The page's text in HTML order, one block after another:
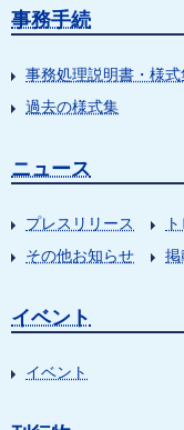
事務手続
事務処理説明書・様式
過去の様式集
ニュース
プレスリリース
その他お知らせ
掲
イベント
イベント